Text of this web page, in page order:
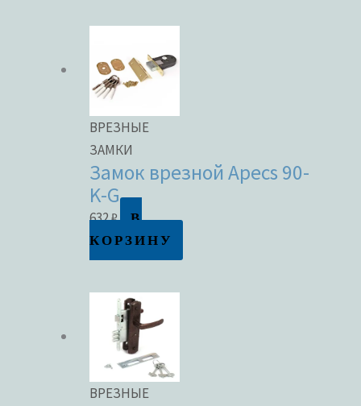
ВРЕЗНЫЕ
ЗАМКИ
Замок врезной Apecs 90-
K-G
632₽
В
КОРЗИНУ
ВРЕЗНЫЕ